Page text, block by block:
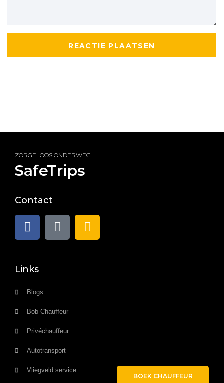
ZORGELOOS ONDERWEG
SafeTrips
Contact
Links
Blogs
Bob Chauffeur
Privéchauffeur
Autotransport
Vliegveld service
BOEK CHAUFFEUR